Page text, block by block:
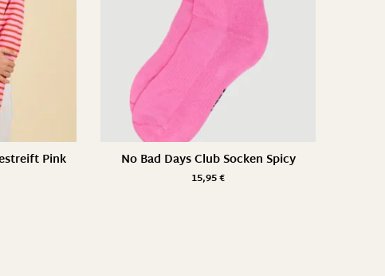
Pink No Bad Days Club Socken Spicy
15,95€